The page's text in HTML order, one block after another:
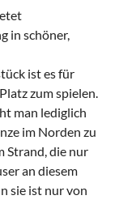
in schöner,
ist es für
zum spielen.
man lediglich
im Norden zu
Strand, die nur
an diesem
sie ist nur von